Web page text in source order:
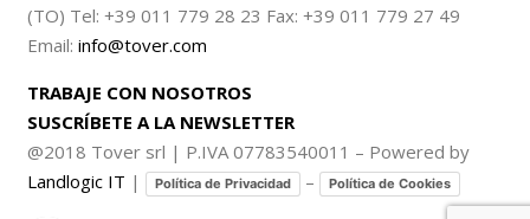
(TO) Tel: +39 011 779 28 23 Fax: +39 011 779 27 49
Email: info@tover.com
TRABAJE CON NOSOTROS
SUSCRÍBETE A LA NEWSLETTER
@2018 Tover srl | P.IVA 07783540011 – Powered by
Landlogic IT | Política de Privacidad – Política de Cookies